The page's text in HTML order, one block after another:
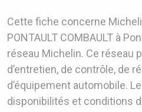
Cette fiche concerne
PONTAULT COMBAULT à
réseau Michelin. Ce réseau
d’entretien, de contrôle, de
d’équipement automobile.
disponibilités et conditions